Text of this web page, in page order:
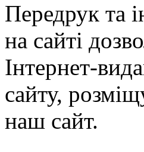
Передрук та
на сайті
Інтернет-
сайту,
наш сайт.